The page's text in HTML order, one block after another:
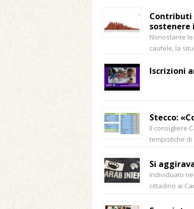
Contributi
sostenere
Nonostante
cautele, la
Iscrizioni
Stecco:
Il consigliere
tempistiche di
Si
Individuato
cittadino ai